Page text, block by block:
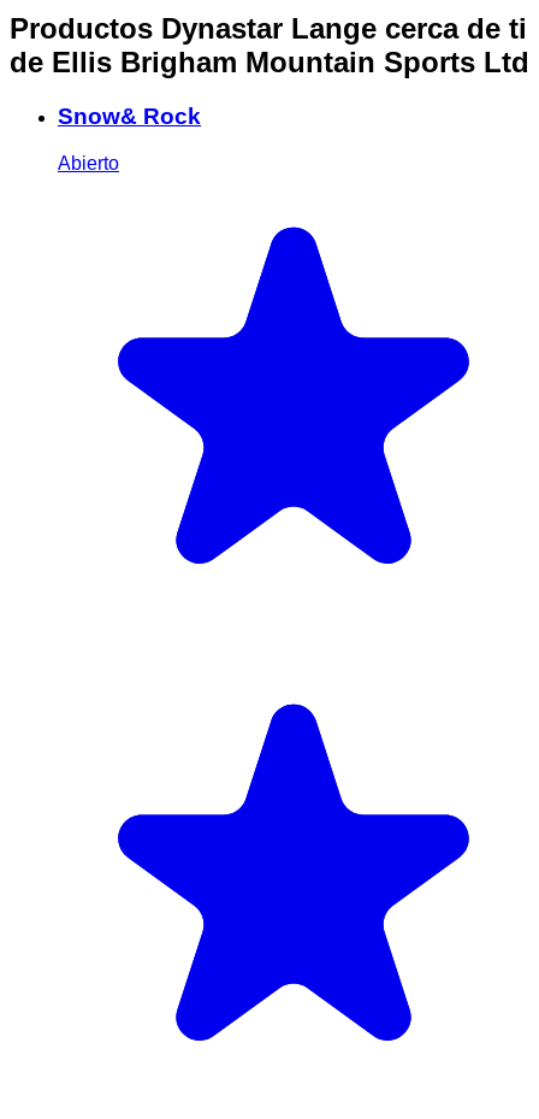
Productos Dynastar Lange cerca de ti
de Ellis Brigham Mountain Sports Ltd
Snow& Rock
Abierto